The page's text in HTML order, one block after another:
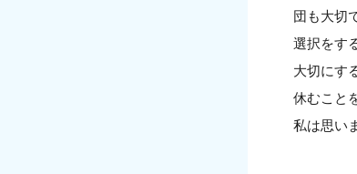
団も大切
選択をす
大切にす
休むこと
私は思い